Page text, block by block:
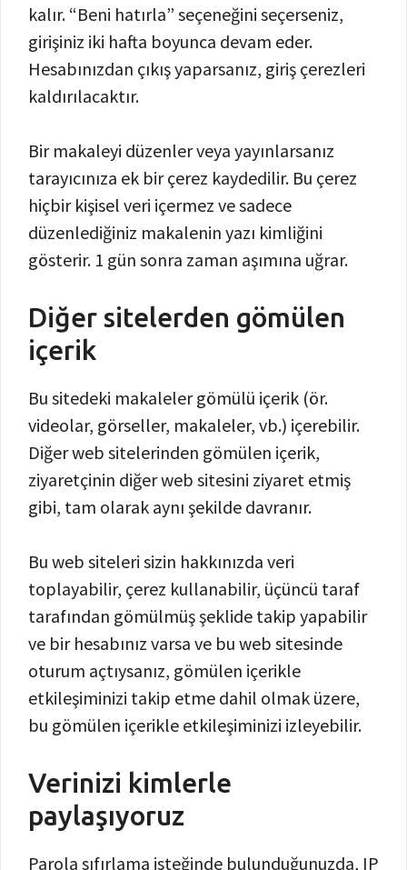
kalır. “Beni hatırla” seçeneğini seçerseniz,
girişiniz iki hafta boyunca devam eder.
Hesabınızdan çıkış yaparsanız, giriş çerezleri
kaldırılacaktır.
Bir makaleyi düzenler veya yayınlarsanız
tarayıcınıza ek bir çerez kaydedilir. Bu çerez
hiçbir kişisel veri içermez ve sadece
düzenlediğiniz makalenin yazı kimliğini
gösterir. 1 gün sonra zaman aşımına uğrar.
Diğer sitelerden gömülen
içerik
Bu sitedeki makaleler gömülü içerik (ör.
videolar, görseller, makaleler, vb.) içerebilir.
Diğer web sitelerinden gömülen içerik,
ziyaretçinin diğer web sitesini ziyaret etmiş
gibi, tam olarak aynı şekilde davranır.
Bu web siteleri sizin hakkınızda veri
toplayabilir, çerez kullanabilir, üçüncü taraf
tarafından gömülmüş şeklide takip yapabilir
ve bir hesabınız varsa ve bu web sitesinde
oturum açtıysanız, gömülen içerikle
etkileşiminizi takip etme dahil olmak üzere,
bu gömülen içerikle etkileşiminizi izleyebilir.
Verinizi kimlerle
paylaşıyoruz
Parola sıfırlama isteğinde bulunduğunuzda, IP